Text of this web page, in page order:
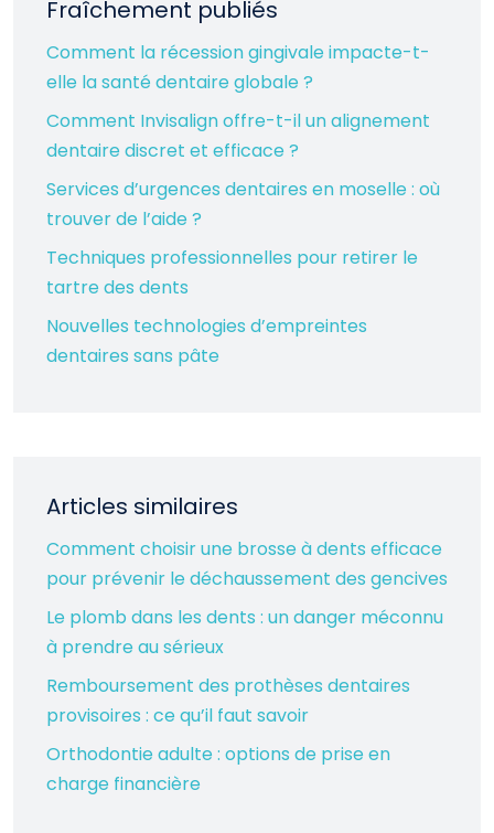
Fraîchement publiés
Comment la récession gingivale impacte-t-
elle la santé dentaire globale ?
Comment Invisalign offre-t-il un alignement
dentaire discret et efficace ?
Services d’urgences dentaires en moselle : où
trouver de l’aide ?
Techniques professionnelles pour retirer le
tartre des dents
Nouvelles technologies d’empreintes
dentaires sans pâte
Articles similaires
Comment choisir une brosse à dents efficace
pour prévenir le déchaussement des gencives
Le plomb dans les dents : un danger méconnu
à prendre au sérieux
Remboursement des prothèses dentaires
provisoires : ce qu’il faut savoir
Orthodontie adulte : options de prise en
charge financière